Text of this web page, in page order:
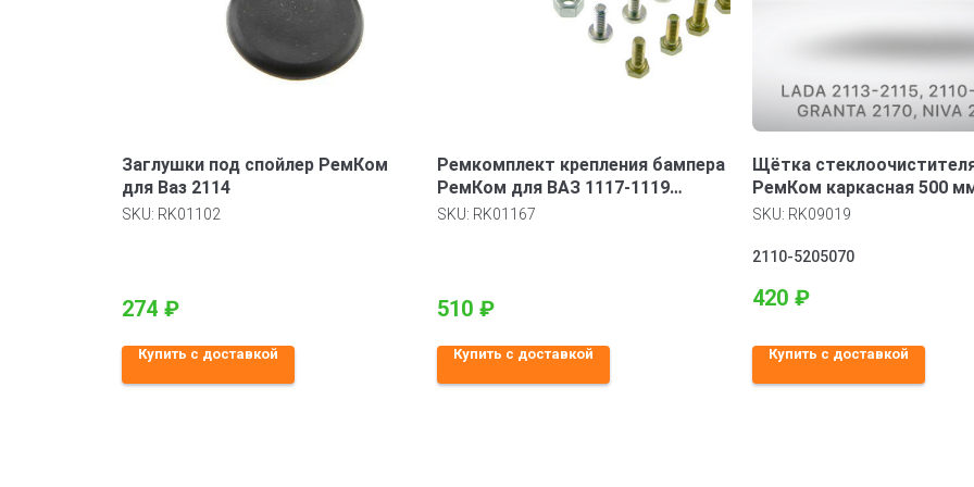
Заглушки под спойлер РемКом
для Ваз 2114
SKU: RK01102
274 ₽
Купить с доставкой
Ремкомплект крепления бампера
РемКом для ВАЗ 1117-1119
Калина
SKU: RK01167
510 ₽
Купить с доставкой
Щётка
РемКом каркасная 500
(9*11mm) 2 шт 500 мм
Ваз 2113-2115 2110- 2112
SKU: RK09019
2110-5205070
420 ₽
Купить с доставкой